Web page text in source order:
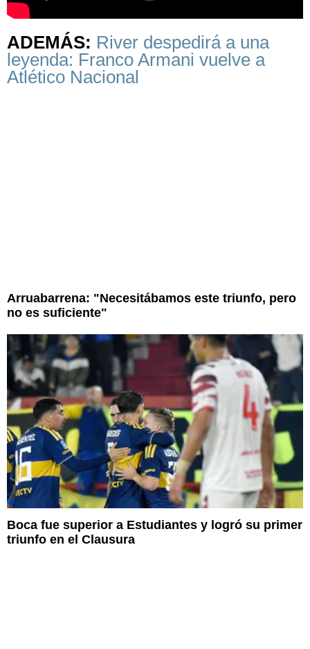
ADEMÁS: River despedirá a una
leyenda: Franco Armani vuelve a
Atlético Nacional
Arruabarrena: "Necesitábamos este triunfo, pero
no es suficiente"
Boca fue superior a Estudiantes y logró su primer
triunfo en el Clausura